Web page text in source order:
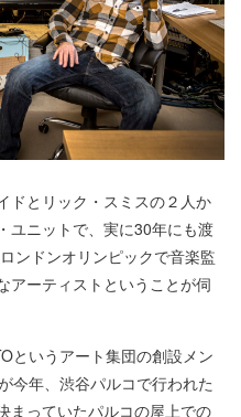
ドとリック・スミスの２人か
ユニットで、実に30年にも渡
ンドンオリンピックで音楽監
アーティストということが伺
というアート集団の創設メン
今年、渋谷パルコで行われた
まっていたパルコの屋上での